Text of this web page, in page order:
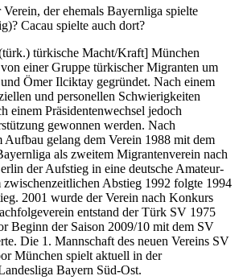
Verein, der ehemals Bayernliga spielte
Cacau spielte auch dort?
türkische Macht/Kraft] München
einer Gruppe türkischer Migranten um
Ömer Ilciktay gegründet. Nach einem
und personellen Schwierigkeiten
einem Präsidentenwechsel jedoch
gewonnen werden. Nach
gelang dem Verein 1988 mit dem
als zweitem Migrantenverein nach
der Aufstieg in eine deutsche Amateur-
Abstieg 1992 folgte 1994
2001 wurde der Verein nach Konkurs
entstand der Türk SV 1975
Beginn der Saison 2009/10 mit dem SV
Die 1. Mannschaft des neuen Vereins SV
München spielt aktuell in der
Bayern Süd-Ost.